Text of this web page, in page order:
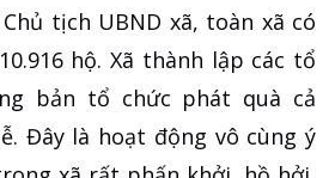
tịch UBND xã, toàn xã có
hộ. Xã thành lập các tổ
bản tổ chức phát quà cả
Đây là hoạt động vô cùng ý